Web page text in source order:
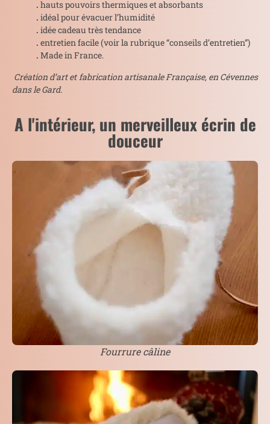
. hauts pouvoirs thermiques et absorbants
. idéal pour évacuer l’humidité
. idée cadeau très tendance
. entretien facile (voir la rubrique “conseils d’entretien”)
. Made in France.
Création d’art et fabrication artisanale Française, en Cévennes
dans le Gard.
A l'intérieur, un merveilleux écrin de
douceur
Fourrure câline